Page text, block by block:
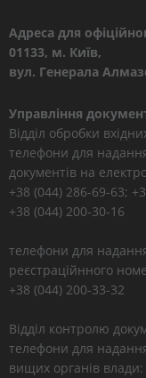
Адреса для
01133, м. Київ,
вул. Генерала
Управління
Відділ обробки
телефони для
документів на
+38 (044) 286-69-63;
+38 (044) 200-30-16
телефони для
реєстраційнного
+38 (044) 200-33-32
Відділ контролю
телефони для
вищих органів влади: